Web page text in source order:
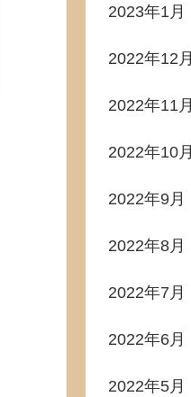
2023年1月
2022年12月
2022年11月
2022年10月
2022年9月
2022年8月
2022年7月
2022年6月
2022年5月